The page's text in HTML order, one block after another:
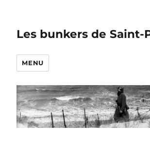
Les bunkers de Saint-
MENU